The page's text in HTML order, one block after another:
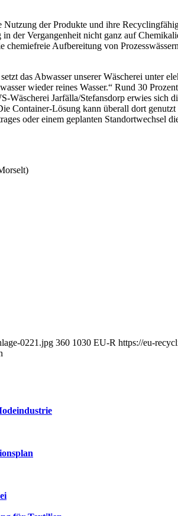
der Produkte und ihre
der Vergangenheit nicht ganz auf
Aufbereitung von
das Abwasser unserer Wäscherei unter
wieder reines Wasser.“ Rund 30
Wäscherei Jarfälla/Stefansdorp erwies
Container-Lösung kann überall dort
oder einem geplanten
0221.jpg 360 1030 EU-R https://eu-